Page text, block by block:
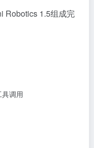
Robotics 1.5组成完
调用